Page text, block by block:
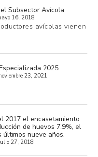
Subsector Avícola
16, 2018
avícolas vienen
2025
23, 2021
2017 el encasetamiento
de huevos 7.9%, el
nueve años.
27, 2018